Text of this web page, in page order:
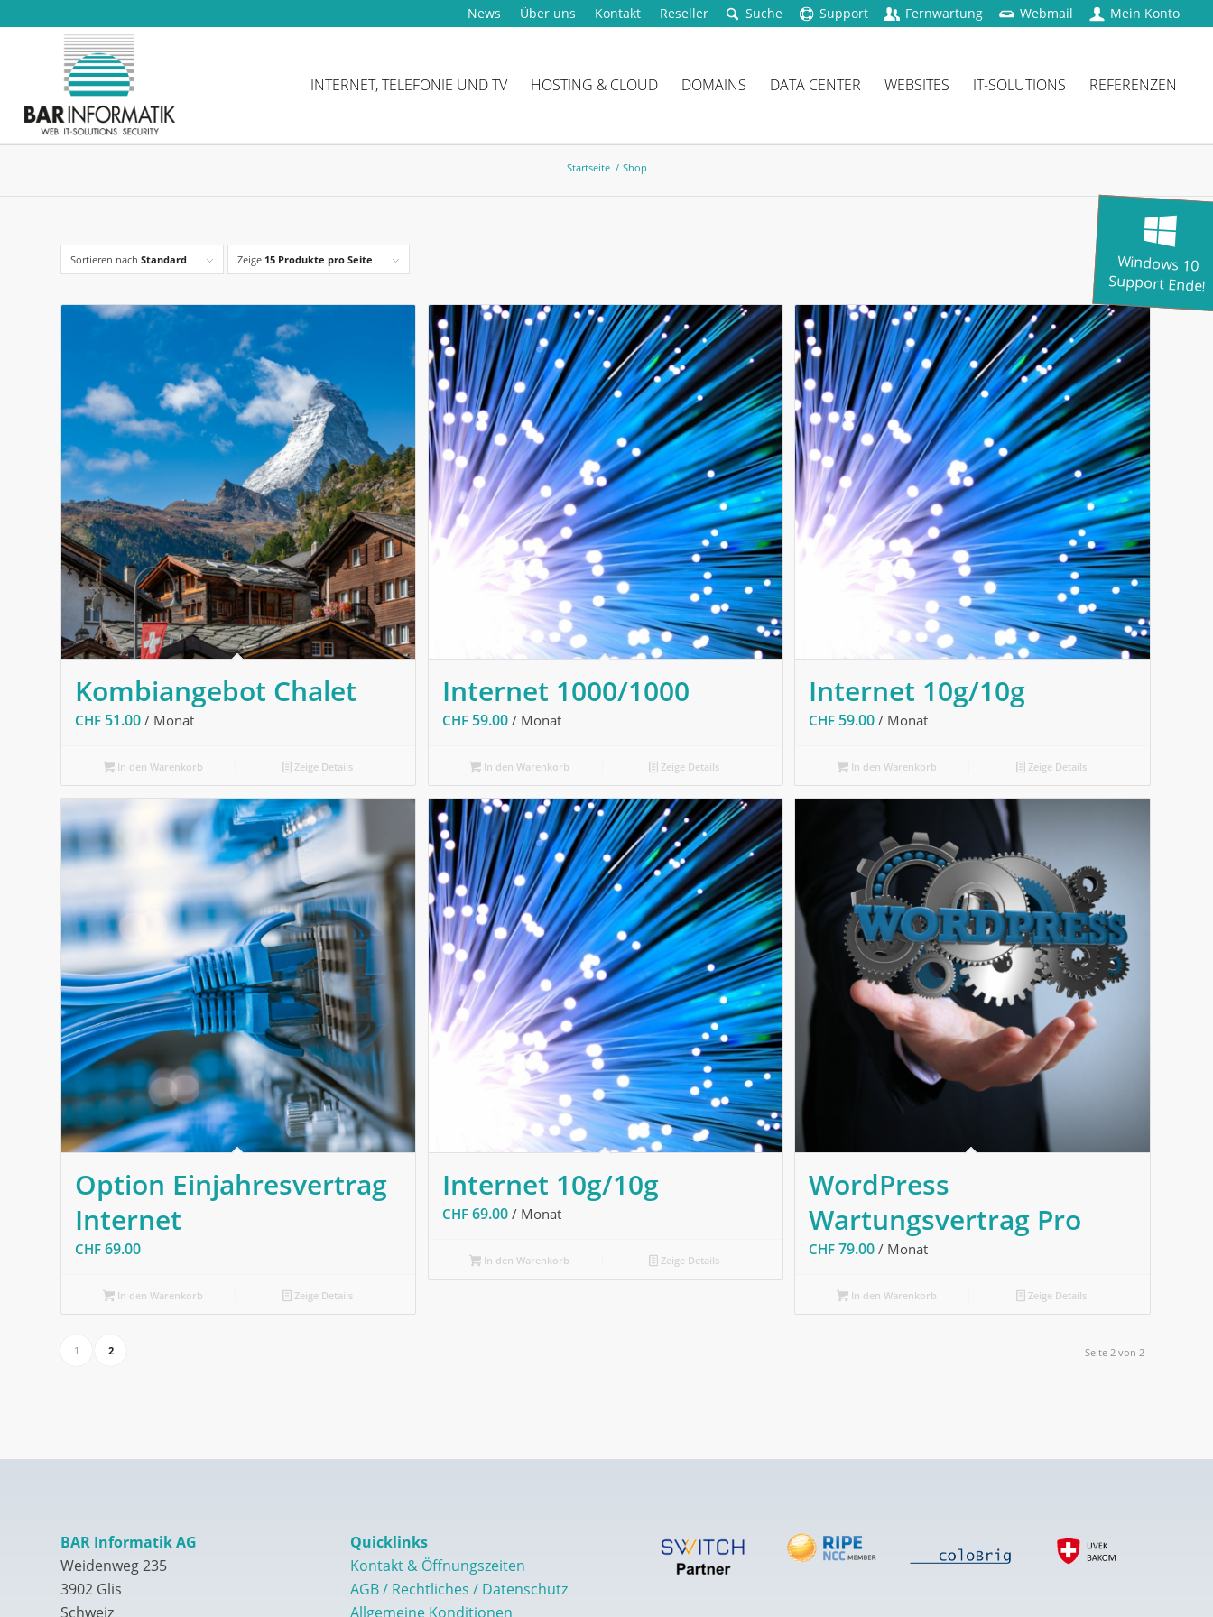
News Über uns Kontakt Reseller Suche Support Fernwartung Webmail Mein Konto
INTERNET, TELEFONIE UND TV HOSTING & CLOUD DOMAINS DATA CENTER WEBSITES IT-SOLUTIONS REFERENZEN
Windows 10
Support Ende!
Startseite / Shop
Sortieren nach Standard Zeige 15 Produkte pro Seite
Kombiangebot Chalet
CHF 51.00 / Monat
In den Warenkorb Zeige Details
Internet 1000/1000
CHF59.00/ Monat
In den Warenkorb Zeige Details
Internet 10g/10g
CHF 59.00 / Monat
In den Warenkorb Zeige Details
Option Einjahresvertrag
Internet
CHF 69.00
In den Warenkorb Zeige Details
Internet 10g/10g
CHF69.00/ Monat
In den Warenkorb Zeige Details
WordPress
Wartungsvertrag Pro
CHF 79.00 / Monat
In den Warenkorb Zeige Details
Seite 2 von 2
1 2
BAR Informatik AG
Weidenweg 235
3902 Glis
Schweiz
Quicklinks
Kontakt & Öffnungszeiten
AGB / Rechtliches / Datenschutz
Allgemeine Konditionen